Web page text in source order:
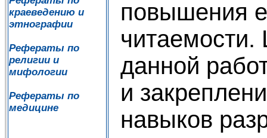
краеведению и
этнографии
Рефераты по
религии и
мифологии
Рефераты по
медицине
повышения
данной
и
навыков